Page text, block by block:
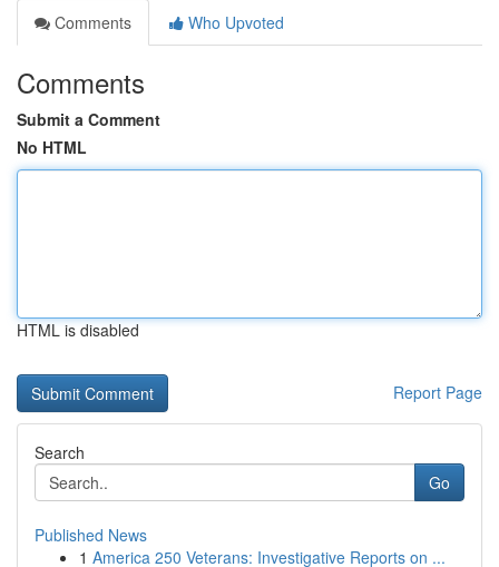
Comments
Who Upvoted
Comments
Submit a Comment
No HTML
HTML is disabled
Report Page
Search
Go
Published News
1 America 250 Veterans: Investigative Reports on ...